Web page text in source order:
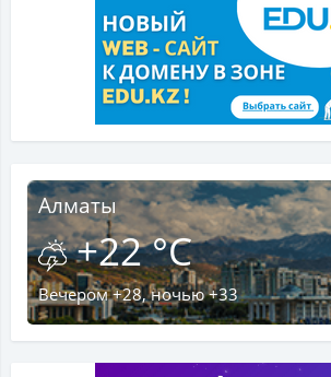
Алматы
+22 °C
Вечером +28, ночью +33